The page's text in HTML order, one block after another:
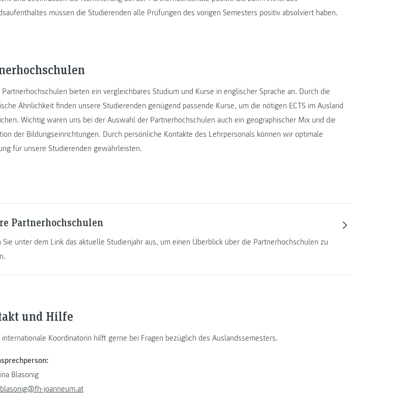
müssen die Studierenden alle Prüfungen des vorigen Semesters positiv absolviert haben.
Partnerhochschulen bieten ein vergleichbares Studium und Kurse in englischer Sprache an. Durch die
Ähnlichkeit finden unsere Studierenden genügend passende Kurse, um die nötigen ECTS im Ausland
Wichtig waren uns bei der Auswahl der Partnerhochschulen auch ein geographischer Mix und die
der Bildungseinrichtungen. Durch persönliche Kontakte des Lehrpersonals können wir optimale
für unsere Studierenden gewährleisten.
Partnerhochschulen
Sie unter dem Link das aktuelle Studienjahr aus, um einen Überblick über die Partnerhochschulen zu
und Hilfe
internationale Koordinatorin hilft gerne bei Fragen bezüglich des Auslandssemesters.
Blasonig
joanneum.at